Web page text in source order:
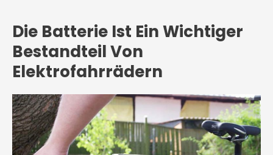
Die Batterie Ist Ein Wichtiger
Bestandteil Von
Elektrofahrrädern